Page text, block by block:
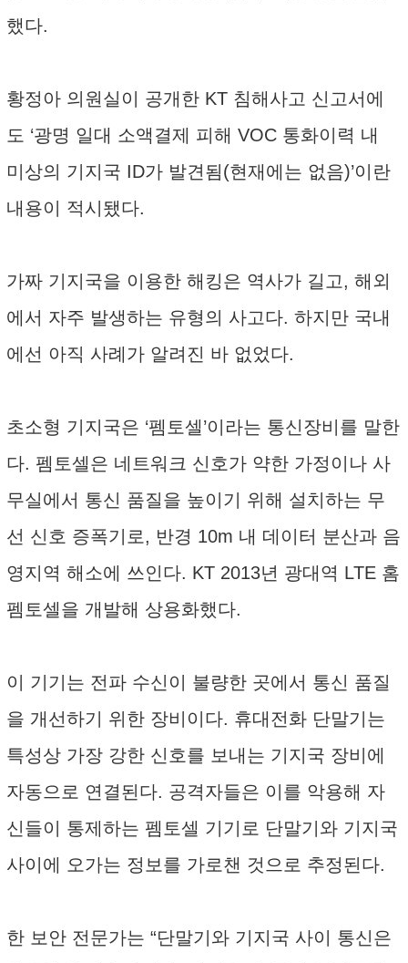
했다.
황정아 의원실이 공개한 KT 침해사고 신고서에
도 ‘광명 일대 소액결제 피해 VOC 통화이력 내
미상의 기지국 ID가 발견됨(현재에는 없음)’이란
내용이 적시됐다.
가짜 기지국을 이용한 해킹은 역사가 길고, 해외
에서 자주 발생하는 유형의 사고다. 하지만 국내
에선 아직 사례가 알려진 바 없었다.
초소형 기지국은 ‘펨토셀’이라는 통신장비를 말한
다. 펨토셀은 네트워크 신호가 약한 가정이나 사
무실에서 통신 품질을 높이기 위해 설치하는 무
선 신호 증폭기로, 반경 10m 내 데이터 분산과 음
영지역 해소에 쓰인다. KT 2013년 광대역 LTE 홈
펨토셀을 개발해 상용화했다.
이 기기는 전파 수신이 불량한 곳에서 통신 품질
을 개선하기 위한 장비이다. 휴대전화 단말기는
특성상 가장 강한 신호를 보내는 기지국 장비에
자동으로 연결된다. 공격자들은 이를 악용해 자
신들이 통제하는 펨토셀 기기로 단말기와 기지국
사이에 오가는 정보를 가로챈 것으로 추정된다.
한 보안 전문가는 “단말기와 기지국 사이 통신은